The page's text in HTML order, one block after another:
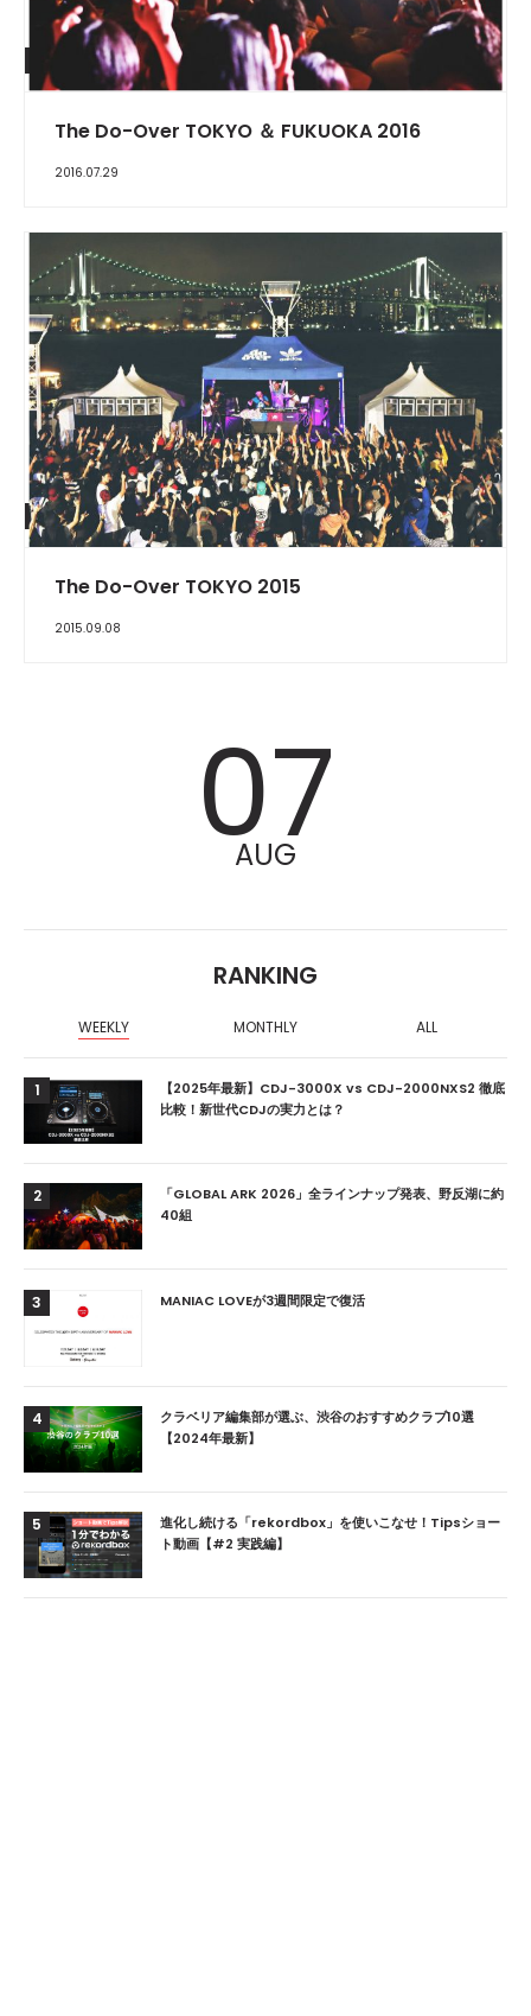
The Do-Over TOKYO ＆ FUKUOKA 2016
2016.07.29
REPORT
The Do-Over TOKYO 2015
2015.09.08
07
AUG
RANKING
WEEKLY MONTHLY ALL
1
【2025年最新】CDJ-3000X vs CDJ-2000NXS2 徹底
比較！新世代CDJの実力とは？
2
「GLOBAL ARK 2026」全ラインナップ発表、野反湖に約
40組
3 MANIAC LOVEが3週間限定で復活
4
クラベリア編集部が選ぶ、渋谷のおすすめクラブ10選
【2024年最新】
5
進化し続ける「rekordbox」を使いこなせ！Tipsショー
ト動画【#2 実践編】